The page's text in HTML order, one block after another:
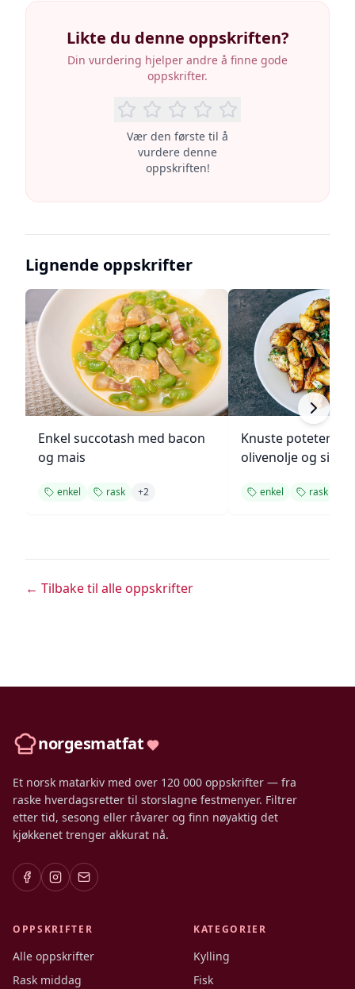
Likte du denne oppskriften?
Din vurdering hjelper andre å finne gode
oppskrifter.
Vær den første til å
vurdere denne
oppskriften!
Lignende oppskrifter
Enkel succotash med bacon
og mais
enkel rask +2
Knuste poteter
olivenolje og sitron
enkel rask
← Tilbake til alle oppskrifter
norgesmatfat
Et norsk matarkiv med over 120 000 oppskrifter — fra
raske hverdagsretter til storslagne festmenyer. Filtrer
etter tid, sesong eller råvarer og finn nøyaktig det
kjøkkenet trenger akkurat nå.
OPPSKRIFTER
Alle oppskrifter
Rask middag
KATEGORIER
Kylling
Fisk